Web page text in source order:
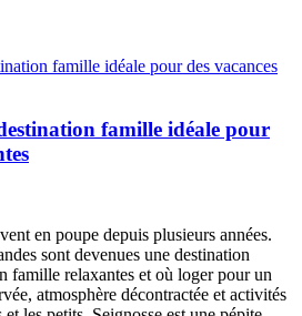
famille idéale pour
en poupe depuis plusieurs années.
sont devenues une destination
famille relaxantes et où loger pour un
atmosphère décontractée et activités